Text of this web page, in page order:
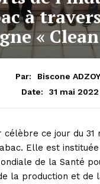
à
«
Par:
Biscone
Date:
31 mai 2022
célèbre ce jour du 31
Elle est
de la Santé
la production et de